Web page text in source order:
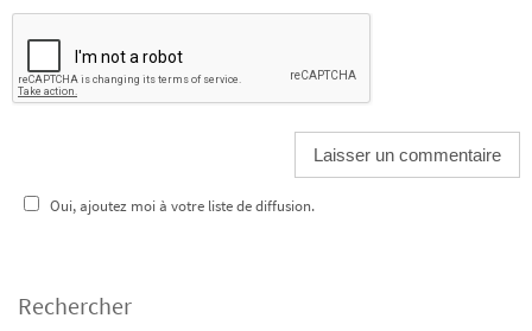
Oui, ajoutez moi à votre liste de diffusion.
Rechercher